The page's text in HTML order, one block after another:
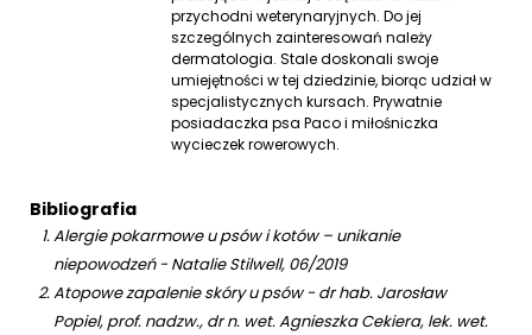
przychodni weterynaryjnych. Do jej
szczególnych zainteresowań należy
dermatologia. Stale doskonali swoje
umiejętności w tej dziedzinie, biorąc udział w
specjalistycznych kursach. Prywatnie
posiadaczka psa Paco i miłośniczka
wycieczek rowerowych.
Bibliografia
Alergie pokarmowe u psów i kotów – unikanie
niepowodzeń - Natalie Stilwell, 06/2019
Atopowe zapalenie skóry u psów - dr hab. Jarosław
Popiel, prof. nadzw., dr n. wet. Agnieszka Cekiera, lek. wet.